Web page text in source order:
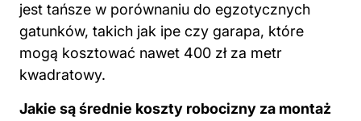
jest tańsze w porównaniu do egzotycznych
gatunków, takich jak ipe czy garapa, które
mogą kosztować nawet 400 zł za metr
kwadratowy.
Jakie są średnie koszty robocizny za montaż